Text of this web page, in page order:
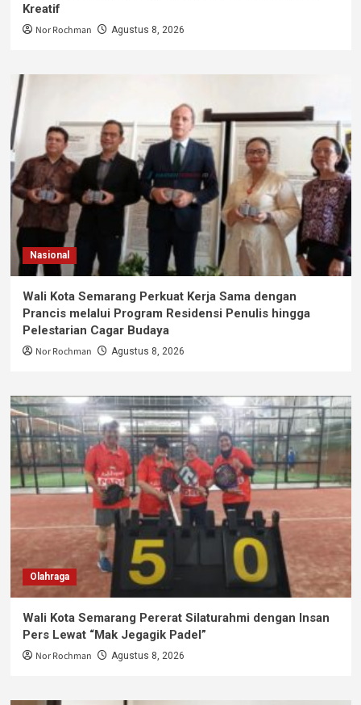
Kreatif
Nor Rochman Agustus 8, 2026
Nasional
Wali Kota Semarang Perkuat Kerja Sama dengan
Prancis melalui Program Residensi Penulis hingga
Pelestarian Cagar Budaya
Nor Rochman Agustus 8, 2026
Olahraga
Wali Kota Semarang Pererat Silaturahmi dengan Insan
Pers Lewat “Mak Jegagik Padel”
Nor Rochman Agustus 8, 2026